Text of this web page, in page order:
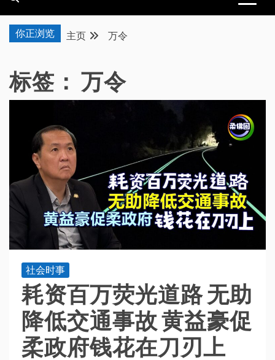
你正浏览 主页 万令
标签： 万令
社会时事
耗资百万荧光道路 无助
降低交通事故 黄益豪促
柔政府钱花在刀刃上